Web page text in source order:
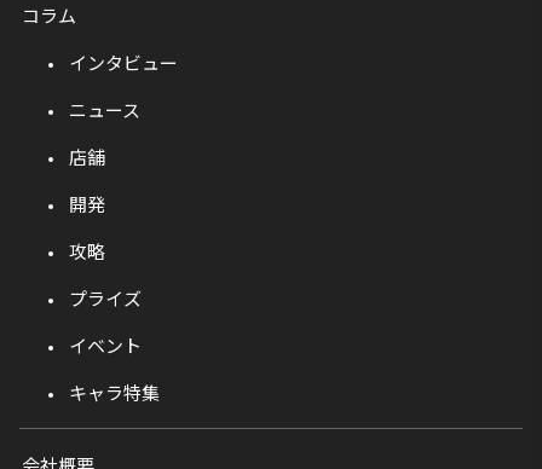
コラム
インタビュー
ニュース
店舗
開発
攻略
プライズ
イベント
キャラ特集